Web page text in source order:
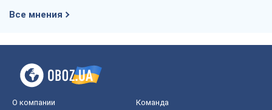
Все мнения
О компании Команда